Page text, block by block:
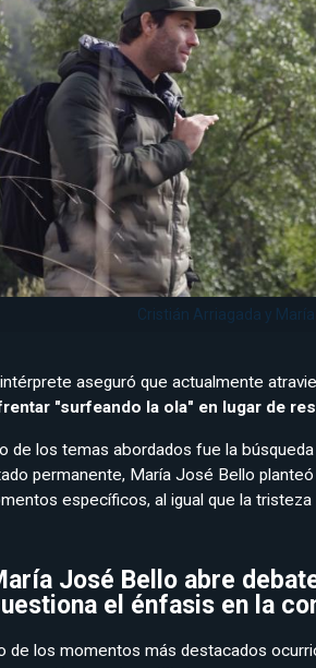
Cristián Arriagada y
aseguró que actualmente
"surfeando la ola" en lugar de
de los temas abordados fue la
permanente, María José Bello
específicos, al igual que la tristeza
José Bello abre
el énfasis en la
de los momentos más destacados